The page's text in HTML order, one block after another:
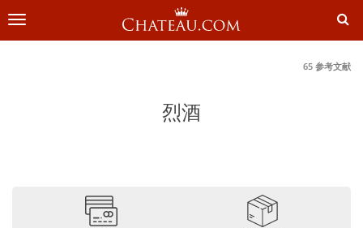
切
导
65 参考文献
烈酒